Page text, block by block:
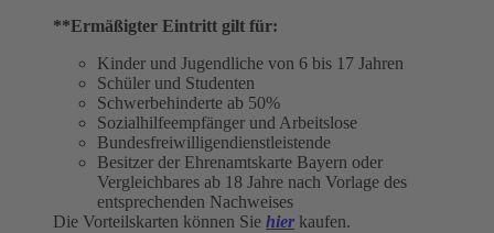
**Ermäßigter Eintritt gilt für:
Kinder und Jugendliche von 6 bis 17 Jahren
Schüler und Studenten
Schwerbehinderte ab 50%
Sozialhilfeempfänger und Arbeitslose
Bundesfreiwilligendienstleistende
Besitzer der Ehrenamtskarte Bayern oder
Vergleichbares ab 18 Jahre nach Vorlage des
entsprechenden Nachweises
Die Vorteilskarten können Sie hier kaufen.